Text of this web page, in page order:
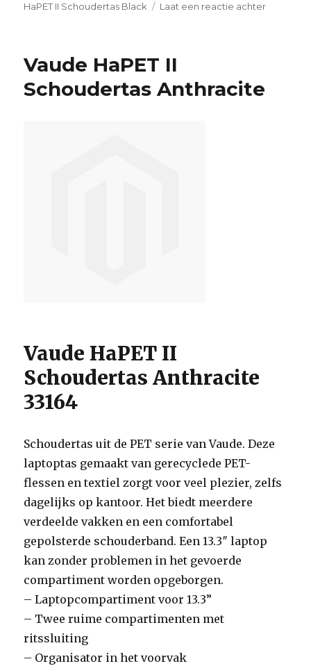
op
HaPET II Schoudertas Black
Laat een reactie achter
Vaude HaPET II
Schoudertas Anthracite
Vaude HaPET II
Schoudertas Anthracite
33164
Schoudertas uit de PET serie van Vaude. Deze
laptoptas gemaakt van gerecyclede PET-
flessen en textiel zorgt voor veel plezier, zelfs
dagelijks op kantoor. Het biedt meerdere
verdeelde vakken en een comfortabel
gepolsterde schouderband. Een 13.3″ laptop
kan zonder problemen in het gevoerde
compartiment worden opgeborgen.
– Laptopcompartiment voor 13.3”
– Twee ruime compartimenten met
ritssluiting
– Organisator in het voorvak